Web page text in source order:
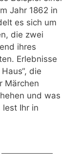
Jahr 1862 in
es sich um
die zwei
ihres
Erlebnisse
die
Märchen
und was
lest Ihr in